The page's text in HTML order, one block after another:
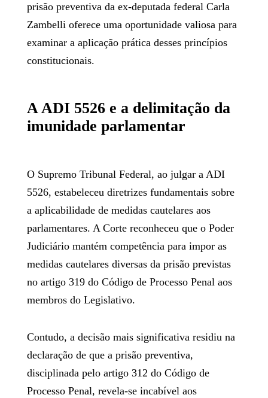
prisão preventiva da ex-deputada federal Carla
Zambelli oferece uma oportunidade valiosa para
examinar a aplicação prática desses princípios
constitucionais.
A ADI 5526 e a delimitação da
imunidade parlamentar
O Supremo Tribunal Federal, ao julgar a ADI
5526, estabeleceu diretrizes fundamentais sobre
a aplicabilidade de medidas cautelares aos
parlamentares. A Corte reconheceu que o Poder
Judiciário mantém competência para impor as
medidas cautelares diversas da prisão previstas
no artigo 319 do Código de Processo Penal aos
membros do Legislativo.
Contudo, a decisão mais significativa residiu na
declaração de que a prisão preventiva,
disciplinada pelo artigo 312 do Código de
Processo Penal, revela-se incabível aos